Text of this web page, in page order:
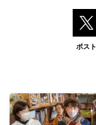
ポスト